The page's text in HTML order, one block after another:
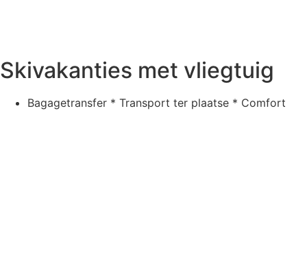
Skivakanties met vliegtuig
Bagagetransfer * Transport ter plaatse * Comfort